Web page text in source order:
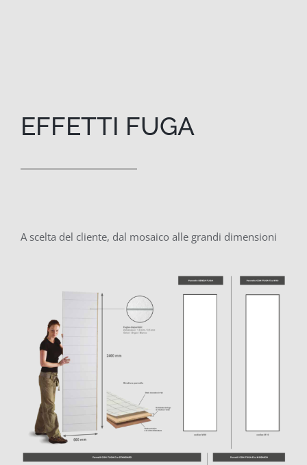
EFFETTI FUGA
A scelta del cliente, dal mosaico alle grandi dimensioni